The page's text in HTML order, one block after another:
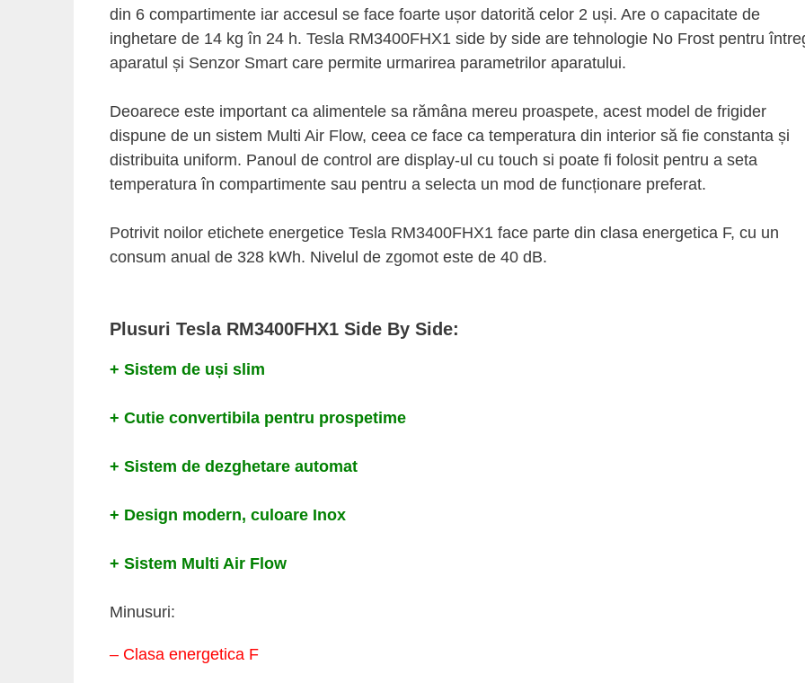
din 6 compartimente iar accesul se face foarte ușor datorită celor 2 uși. Are o capacitate de
inghetare de 14 kg în 24 h. Tesla RM3400FHX1 side by side are tehnologie No Frost pentru
aparatul și Senzor Smart care permite urmarirea parametrilor aparatului.
Deoarece este important ca alimentele sa rămâna mereu proaspete, acest model de frigider
dispune de un sistem Multi Air Flow, ceea ce face ca temperatura din interior să fie constanta și
distribuita uniform. Panoul de control are display-ul cu touch si poate fi folosit pentru a seta
temperatura în compartimente sau pentru a selecta un mod de funcționare preferat.
Potrivit noilor etichete energetice Tesla RM3400FHX1 face parte din clasa energetica F, cu un
consum anual de 328 kWh. Nivelul de zgomot este de 40 dB.
Plusuri Tesla RM3400FHX1 Side By Side:
+ Sistem de uși slim
+ Cutie convertibila pentru prospetime
+ Sistem de dezghetare automat
+ Design modern, culoare Inox
+ Sistem Multi Air Flow
Minusuri:
– Clasa energetica F